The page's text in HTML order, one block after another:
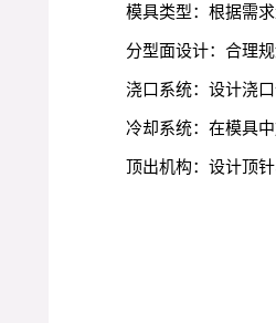
模具类型：根据需
分型面设计：合理
浇口系统：设计浇
冷却系统：在模具
顶出机构：设计顶